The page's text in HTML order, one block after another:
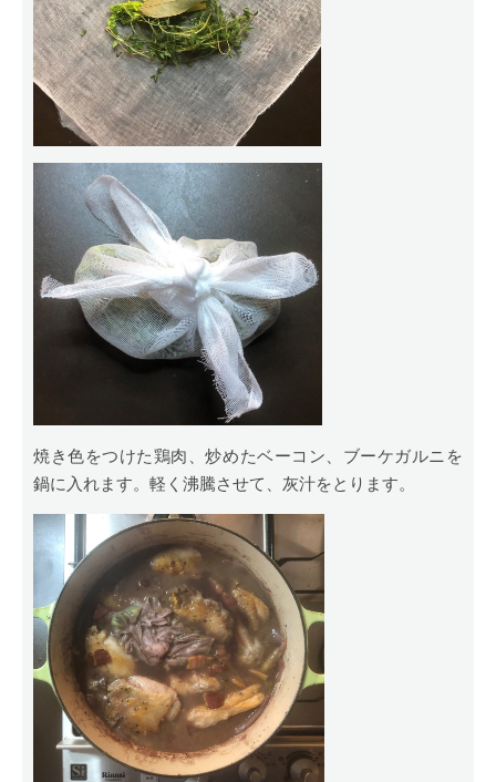
焼き色をつけた鶏肉、炒めたベーコン、ブーケガルニを
鍋に入れます。軽く沸騰させて、灰汁をとります。